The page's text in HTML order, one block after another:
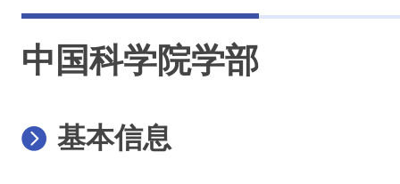
中国科学院学部
基本信息